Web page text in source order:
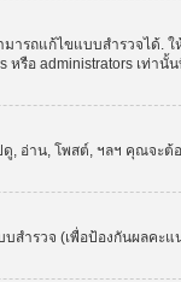
ารถแก้ไขแบบสำรวจได้
รือ administrators เท่า
, อ่าน, โพสต์, ฯลฯ คุณจะ
สำรวจ (เพื่อป้องกันผลค